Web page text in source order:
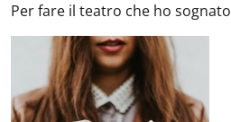
Per fare il teatro che ho sognato